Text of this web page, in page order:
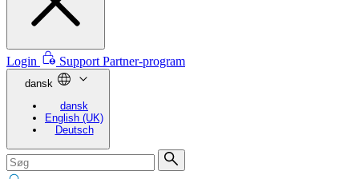
Login Support Partner-program
dansk
dansk
English (UK)
Deutsch